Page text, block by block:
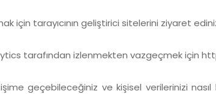
için tarayıcının geliştirici sitelerini ziyaret
tarafından izlenmekten vazgeçmek için
geçebileceğiniz ve kişisel verilerinizi